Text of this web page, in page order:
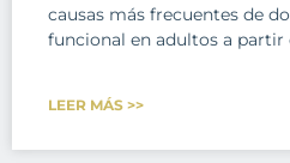
causas más frecuentes de
funcional en adultos a partir
LEER MÁS >>